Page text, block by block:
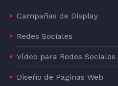
Campañas de Display
Redes Sociales
Vídeo para Redes Sociales
Diseño de Páginas Web